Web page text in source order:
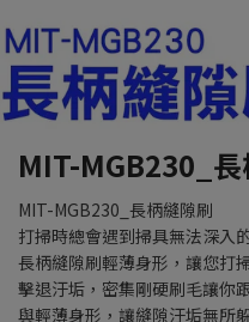
MIT-MGB230_
MIT-MGB230_長柄縫隙刷
打掃時總會遇到掃具無法深入
長柄縫隙刷輕薄身形，讓您打
擊退汙垢，密集剛硬刷毛讓你
與輕薄身形，讓縫隙汙垢無所